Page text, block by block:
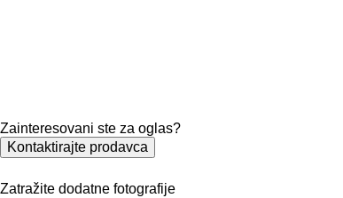
Zainteresovani ste za oglas?
Kontaktirajte prodavca
Zatražite dodatne fotografije